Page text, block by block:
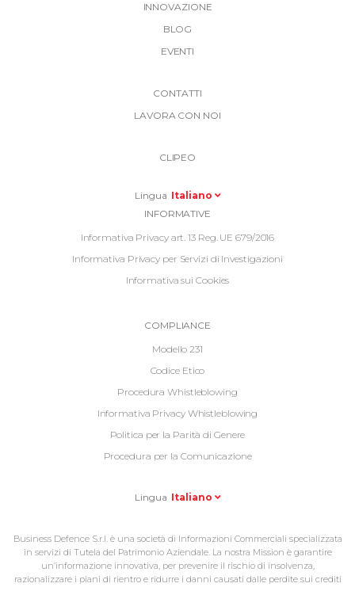
INNOVAZIONE
BLOG
EVENTI
CONTATTI
LAVORA CON NOI
CLIPEO
Lingua Italiano
Informative
Footer
INFORMATIVE
Informativa Privacy art. 13 Reg. UE 679/2016
Informativa Privacy per Servizi di Investigazioni
Informativa sui Cookies
InformativeCOMPLIANCE
Modello 231
Codice Etico
Procedura Whistleblowing
Informativa Privacy Whistleblowing
Politica per la Parità di Genere
Procedura per la Comunicazione
Lingua Italiano
Business Defence S.r.l. è una società di Informazioni Commerciali specializzata
in servizi di Tutela del Patrimonio Aziendale. La nostra Mission è garantire
un’informazione innovativa, per prevenire il rischio di insolvenza,
razionalizzare i piani di rientro e ridurre i danni causati dalle perdite sui crediti